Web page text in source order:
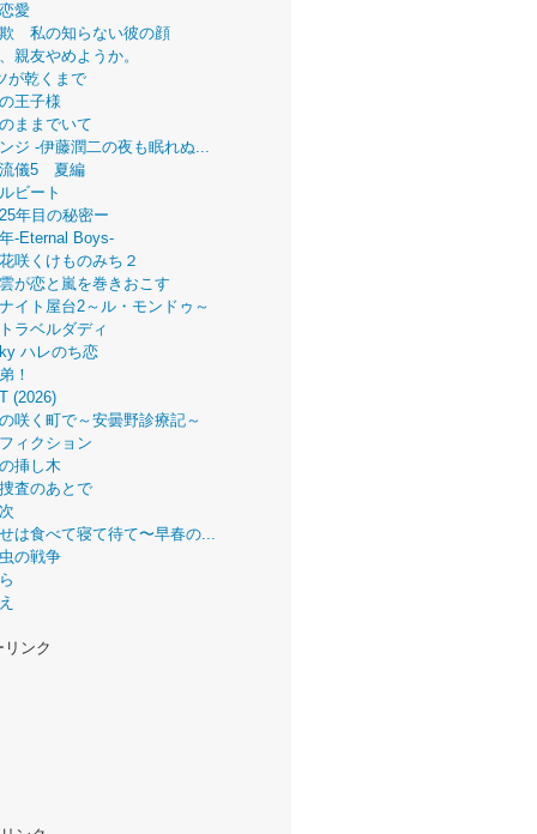
愛
私の知らない彼の顔
親友やめようか。
が乾くまで
王子様
ままでいて
ジ -伊藤潤二の夜も眠れぬ...
儀5 夏編
ビート
年目の秘密ー
-Eternal Boys-
咲くけものみち２
が恋と嵐を巻きおこす
イト屋台2～ル・モンドゥ～
ラベルダディ
ハレのち恋
！
(2026)
咲く町で～安曇野診療記～
ィクション
挿し木
査のあとで
は食べて寝て待て〜早春の...
の戦争
ンク